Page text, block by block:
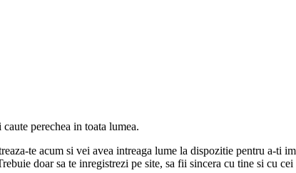
perechea in toata lumea.
te acum si vei avea intreaga lume la dispozitie pentru a-ti
doar sa te inregistrezi pe site, sa fii sincera cu tine si cu